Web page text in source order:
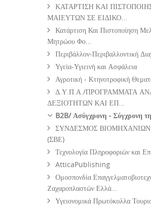
ΚΑΤΑΡΤΙΣΗ ΚΑΙ
ΜΑΙΕΥΤΩΝ ΣΕ ΕΙΔΙΚΟ...
Κατάρτιση Και Πιστοποίηση
Μητρώου Φο...
Περιβάλλον-Περιβαλλοντική
Υγεία-Υγιεινή και Ασφάλεια
Αγροτική - Κτηνοτροφική
Δ.Υ.Π.Α./ΠΡΟΓΡΑΜΜΑΤΑ
ΔΕΞΙΟΤΗΤΩΝ ΚΑΙ ΕΠ...
B2B/ Ασύγχρονη - Σύγχρονη
ΣΥΝΔΕΣΜΟΣ
(ΣΒΕ)
Τεχνολογία Πληροφοριών και
AtticaPublishing
Ομοσπονδία
Ζαχαροπλαστών Ελλά...
Υγειονομικά Πρωτόκολλα